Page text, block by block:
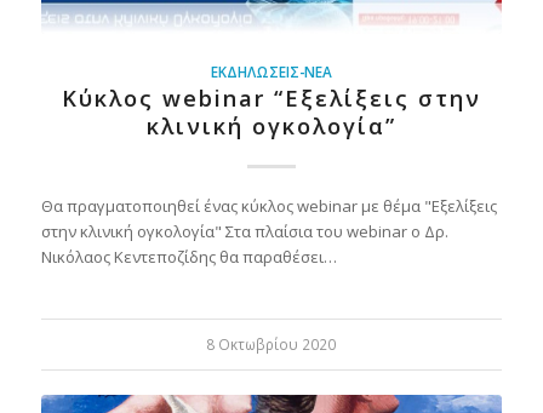
ΕΚΔΗΛΏΣΕΙΣ-ΝΈΑ
Κύκλος webinar “Εξελίξεις στην
κλινική ογκολογία”
Θα πραγματοποιηθεί ένας κύκλος webinar με θέμα "Εξελίξεις
στην κλινική ογκολογία" Στα πλαίσια του webinar ο Δρ.
Νικόλαος Κεντεποζίδης θα παραθέσει…
8 Οκτωβρίου 2020